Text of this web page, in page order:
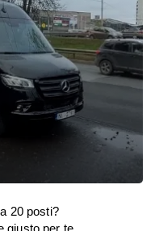
20 posti?
giusto per te.